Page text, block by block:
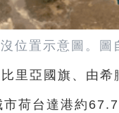
位置示意圖。圖
里亞國旗、由
荷台達港約